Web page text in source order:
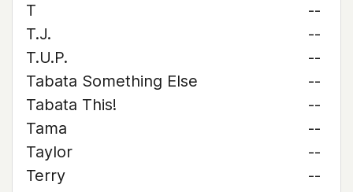
T
--
T.J.
--
T.U.P.
--
Tabata Something Else
--
Tabata This!
--
Tama
--
Taylor
--
Terry
--